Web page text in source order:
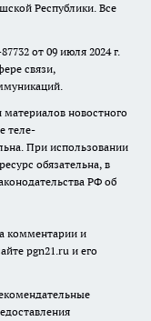
Республики. Все
от 09 июля 2024 г.
связи,
новостного
теле-
При использовании
обязательна, в
РФ об
комментарии и
pgn21.ru и его